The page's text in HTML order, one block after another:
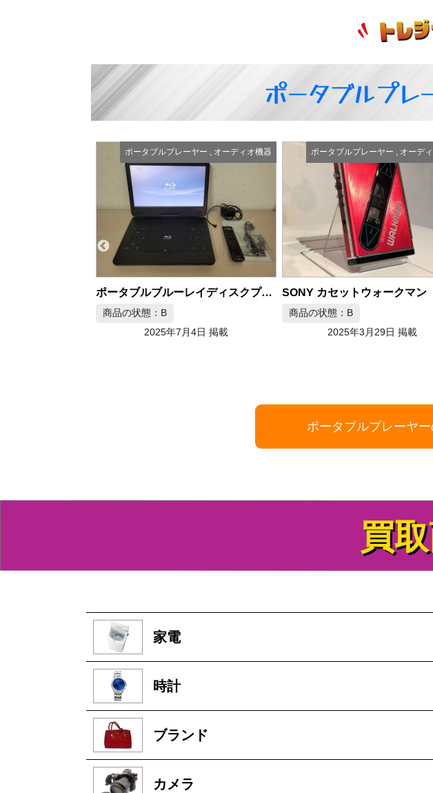
ポータブルプレ
ポータブルプレーヤー , オーディオ機器
SONY カセットウォークマン
商品の状態：B
2025年3月29日 掲載
ポータブルプレーヤー , オーデ
SONY 初期型 カセットウォー
商品の状態：B
2025年3月27日 掲載
ポータブルプレーヤ
買
家電
時計
ブランド
カメラ